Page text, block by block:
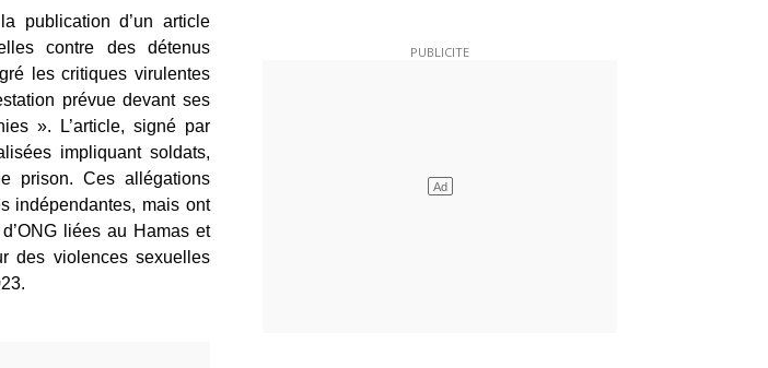
publication d’un article
contre des détenus
les critiques virulentes
prévue devant ses
». L’article, signé par
impliquant soldats,
prison. Ces allégations
indépendantes, mais ont
liées au Hamas et
des violences sexuelles